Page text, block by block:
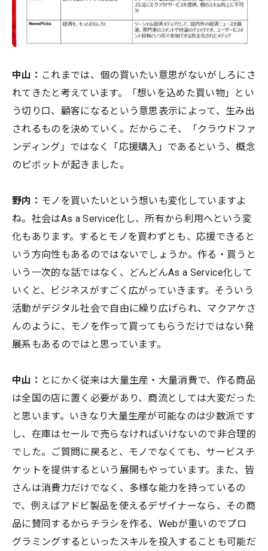
中山 ： これまでは、個の買いたい意思がないがしろにさ
れてきたと考えています。「想いを込めた買い物」とい
う切り口、顧客になるという意思表示によって、生み出
されるものを決めていく。だからこそ、「クラウドファ
ンディング」ではなく「応援購入」であるという、概念
のピボットが起きました。
野内： モノを買いたいという想いも変化していますよ
ね。社会はAs a Service化し、所有から利用へという変
化もあります。するとモノを買わずとも、応援できると
いう方向性もあるのではないでしょうか。作る・買うと
いう一次的な話ではなく、どんどんAs a Service化して
いくと、ビジネスがすごく広がっていきます。そういう
活動がデジタル社会で自由に繰り広げられ、マクアケさ
んのように、モノを作って買ってもらうだけではない発
展系もあるのではと思っています。
中山： とにかく従来は大量生産・大量消費で、作る商品
は全国の店に置く必要があり、商流としては大変だった
と思います。いきなり大量生産が可能なのは少数派です
し、在庫はセールで売らなければいけないので非合理的
でした。ご質問に戻ると、モノでなくても、サービスチ
ケットを提供するという展開もやっています。また、皆
さんは消費力だけでなく、多様な能力を持っているの
で、例えばアドビ製品を使えるデザイナーなら、その商
品に賛同するからチラシを作る、Webが重いのでプロ
グラミングするといったスキルを投入することも可能だ